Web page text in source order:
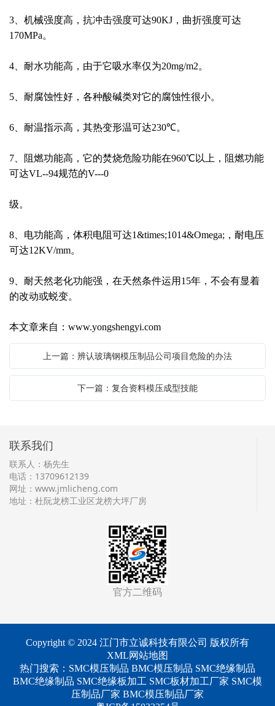
3 、机械强度高，抗冲击强度可达90KJ ，曲折强度可达
170MPa。
4 、耐水功能高，由于它吸水率仅为20mg/m2。
5 、耐腐蚀性好，各种酸碱类对它的腐蚀性很小。
6 、耐温指示高，其热变形温可达230℃。
7 、阻燃功能高，它的焚烧危险功能在960℃以上，阻燃功能
可达VL--94规范的V---0
级。
8 、电功能高，体积电阻可达1&times;1014&Omega;，耐电压
可达12KV/mm。
9 、耐天然老化功能强，在天然条件运用 15年，不会有显着
的改动或蜕变。
本文章来自： www.yongshengyi.com
上一篇：辨认玻璃钢模压制品公司项目危险的办法
下一篇：复合资料模压成型技能
联系我们
联系人：杨先生
电话：13709612139
网址： www.jmlicheng.com
地址：杜阮龙榜工业区龙榜大坪厂房
官方二维码
Copyright © 2024 江门市立诚科技有限公司 版权所有
XML网站地图
热门搜索： SMC模压制品 BMC模压制品 SMC绝缘制品
BMC绝缘制品 SMC绝缘板加工 SMC板材加工厂家 SMC模
压制品厂家 BMC模压制品厂家